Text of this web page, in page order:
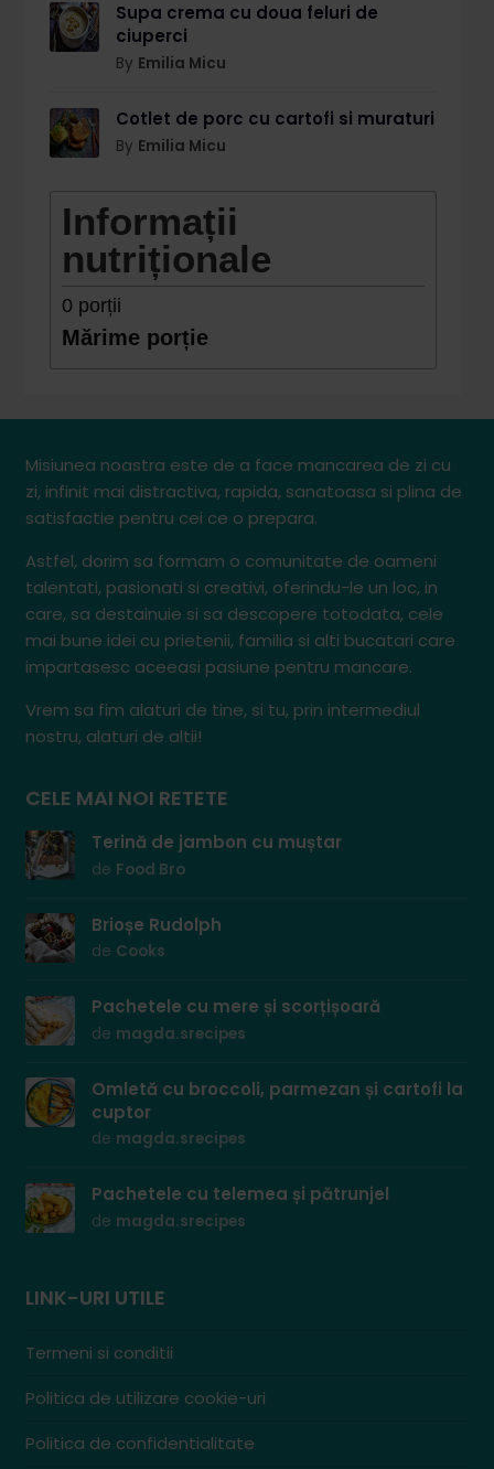
Supa crema cu doua feluri de
ciuperci
By Emilia Micu
Cotlet de porc cu cartofi si muraturi
By Emilia Micu
Informații
nutriționale
0 porții
Mărime porție
Misiunea noastra este de a face mancarea de zi cu
zi, infinit mai distractiva, rapida, sanatoasa si plina de
satisfactie pentru cei ce o prepara.
Astfel, dorim sa formam o comunitate de oameni
talentati, pasionati si creativi, oferindu-le un loc, in
care, sa destainuie si sa descopere totodata, cele
mai bune idei cu prietenii, familia si alti bucatari care
impartasesc aceeasi pasiune pentru mancare.
Vrem sa fim alaturi de tine, si tu, prin intermediul
nostru, alaturi de altii!
CELE MAI NOI RETETE
Terină de jambon cu muștar
de Food Bro
Brioșe Rudolph
de Cooks
Pachetele cu mere și scorțișoară
de magda.srecipes
Omletă cu broccoli, parmezan și cartofi la
cuptor
de magda.srecipes
Pachetele cu telemea și pătrunjel
de magda.srecipes
LINK-URI UTILE
Termeni si conditii
Politica de utilizare cookie-uri
Politica de confidentialitate